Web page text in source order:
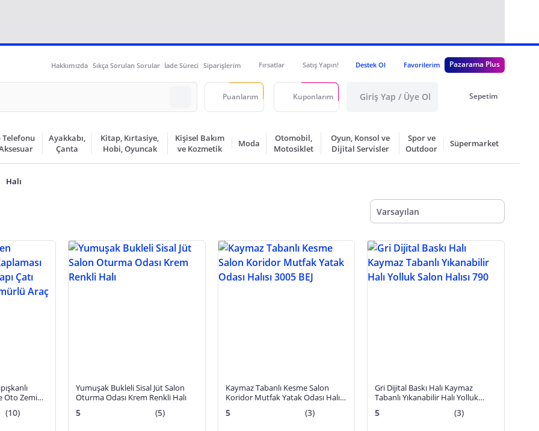
Hakkımızda Sıkça Sorulan Sorular İade Süreci Siparişlerim Fırsatlar Satış Yapın! Destek Ol Favorilerim Pazarama Plus
Puanlarım Kuponlarım Giriş Yap / Üye Ol Sepetim
Telefonu
Ayakkabı,
Çanta
Kitap, Kırtasiye,
Hobi, Oyuncak
Kişisel Bakım
ve Kozmetik
Moda
Otomobil,
Motosiklet
Oyun, Konsol ve
Dijital Servisler
Spor ve
Outdoor
Süpermarket
Halı
Varsayılan
Oto Zemin
(10)
Yumuşak Bukleli Sisal Jüt Salon
Oturma Odası Krem Renkli Halı
5 (5)
Kaymaz Tabanlı Kesme Salon
Koridor Mutfak Yatak Odası Halısı
5 (3)
Gri Dijital Baskı Halı Kaymaz
Tabanlı Yıkanabilir Halı Yolluk
5 (3)